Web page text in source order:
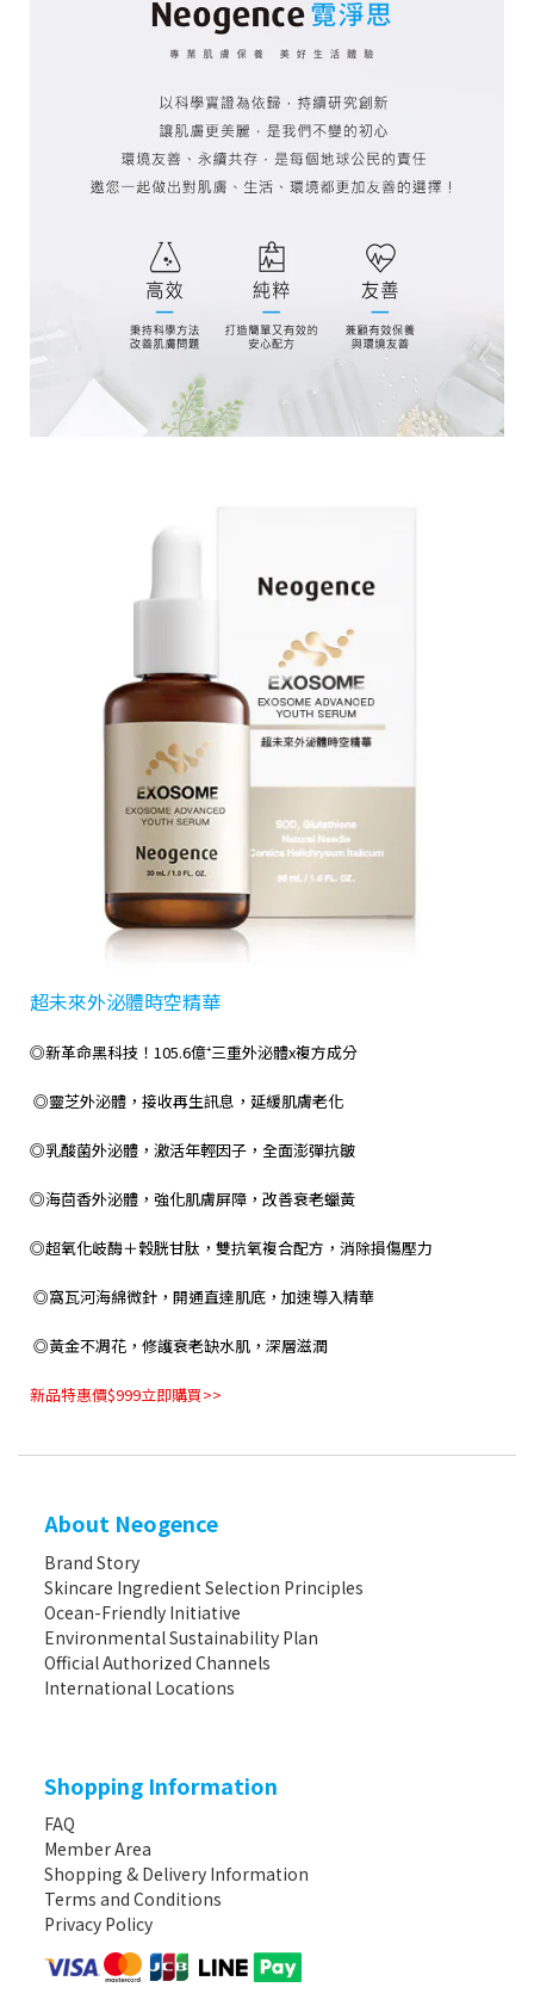
超未來外泌體時空精華
◎新革命黑科技！105.6億⁺三重外泌體x複方成分
◎靈芝外泌體，接收再生訊息，延緩肌膚老化
◎乳酸菌外泌體，激活年輕因子，全面澎彈抗皺
◎海茴香外泌體，強化肌膚屏障，改善衰老蠟黃
◎超氧化岐酶＋穀胱甘肽，雙抗氧複合配方，消除損傷壓力
◎窩瓦河海綿微針，開通直達肌底，加速導入精華
◎黃金不凋花，修護衰老缺水肌，深層滋潤
新品特惠價$999立即購買>>
About Neogence
Brand Story
Skincare Ingredient Selection Principles
Ocean-Friendly Initiative
Environmental Sustainability Plan
Official Authorized Channels
International Locations
Shopping Information
FAQ
Member Area
Shopping & Delivery Information
Terms and Conditions
Privacy Policy